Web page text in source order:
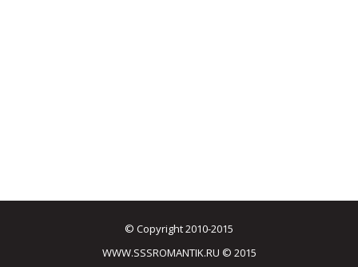
© Copyright 2010-2015
WWW.SSSROMANTIK.RU © 2015